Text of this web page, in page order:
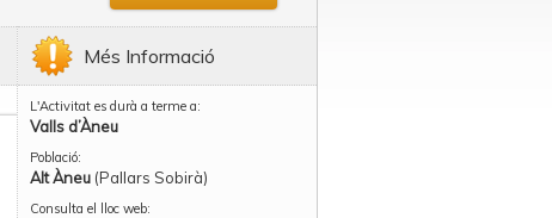
Més Informació
L'Activitat es durà a terme a:
Valls d’Àneu
Població:
Alt Àneu (Pallars Sobirà)
Consulta el lloc web: